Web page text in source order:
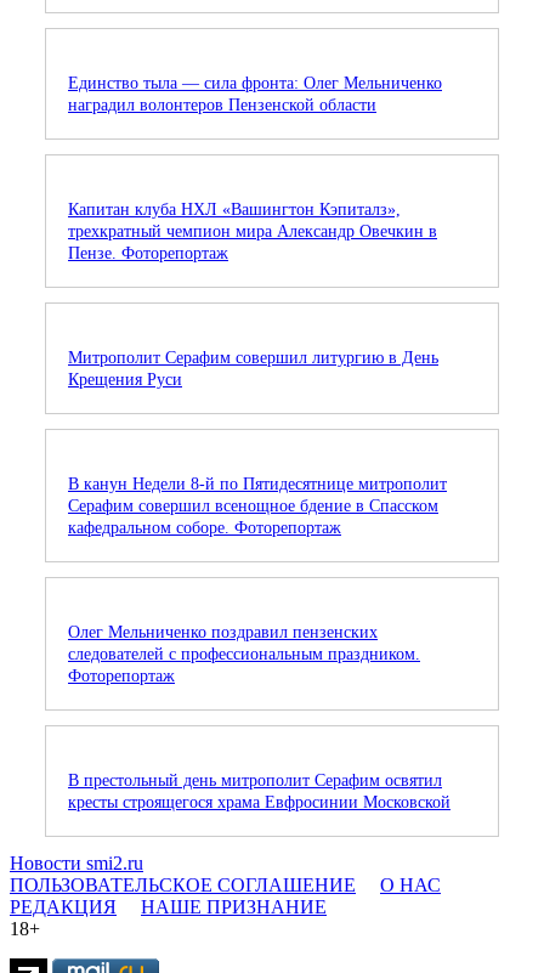
Единство тыла — сила фронта: Олег Мельниченко
наградил волонтеров Пензенской области
Капитан клуба НХЛ «Вашингтон Кэпиталз»,
трехкратный чемпион мира Александр Овечкин в
Пензе. Фоторепортаж
Митрополит Серафим совершил литургию в День
Крещения Руси
В канун Недели 8-й по Пятидесятнице митрополит
Серафим совершил всенощное бдение в Спасском
кафедральном соборе. Фоторепортаж
Олег Мельниченко поздравил пензенских
следователей с профессиональным праздником.
Фоторепортаж
В престольный день митрополит Серафим освятил
кресты строящегося храма Евфросинии Московской
Новости smi2.ru
ПОЛЬЗОВАТЕЛЬСКОЕ СОГЛАШЕНИЕ
О НАС
РЕДАКЦИЯ
НАШЕ ПРИЗНАНИЕ
18+